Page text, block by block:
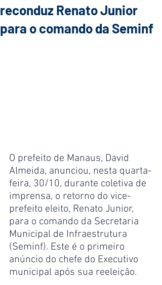
reconduz Renato Junior
para o comando da Seminf
O prefeito de Manaus, David
Almeida, anunciou, nesta quarta-
feira, 30/10, durante coletiva de
imprensa, o retorno do vice-
prefeito eleito, Renato Junior,
para o comando da Secretaria
Municipal de Infraestrutura
(Seminf). Este é o primeiro
anúncio do chefe do Executivo
municipal após sua reeleição.